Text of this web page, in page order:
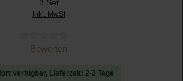
3 Set
Inkl. MwSt
von 0 von 5 Sternen
Bewerten
verfügbar, Lieferzeit: 2-3 Tage